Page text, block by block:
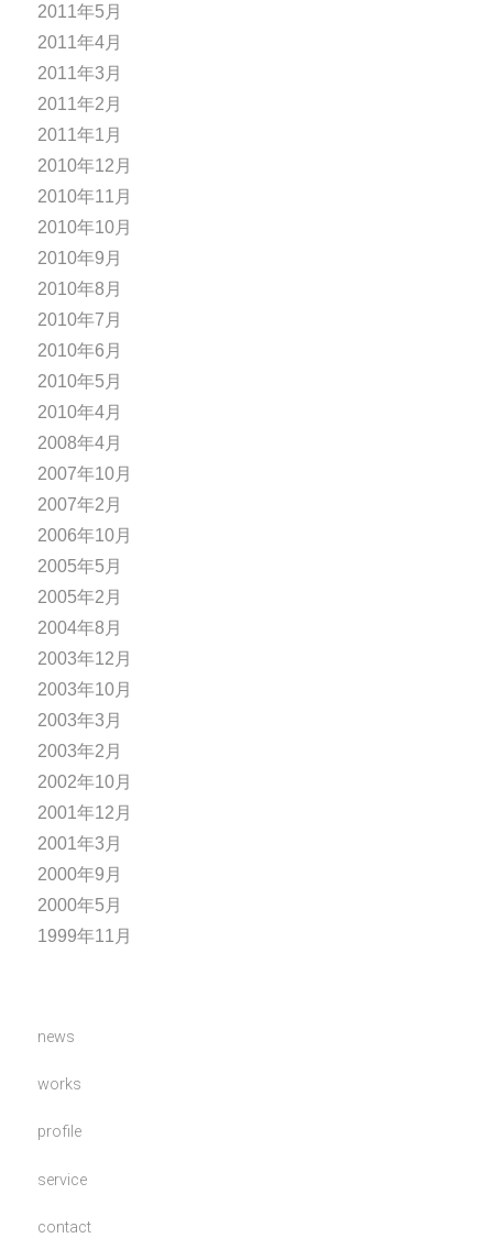
2011年5月
2011年4月
2011年3月
2011年2月
2011年1月
2010年12月
2010年11月
2010年10月
2010年9月
2010年8月
2010年7月
2010年6月
2010年5月
2010年4月
2008年4月
2007年10月
2007年2月
2006年10月
2005年5月
2005年2月
2004年8月
2003年12月
2003年10月
2003年3月
2003年2月
2002年10月
2001年12月
2001年3月
2000年9月
2000年5月
1999年11月
news
works
profile
service
contact